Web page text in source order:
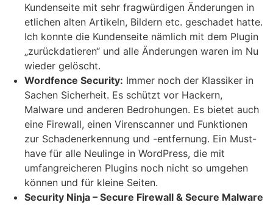
Kundenseite mit sehr fragwürdigen Änderungen in
etlichen alten Artikeln, Bildern etc. geschadet hatte.
Ich konnte die Kundenseite nämlich mit dem Plugin
„zurückdatieren“ und alle Änderungen waren im Nu
wieder gelöscht.
Wordfence Security: Immer noch der Klassiker in
Sachen Sicherheit. Es schützt vor Hackern,
Malware und anderen Bedrohungen. Es bietet auch
eine Firewall, einen Virenscanner und Funktionen
zur Schadenerkennung und -entfernung. Ein Must-
have für alle Neulinge in WordPress, die mit
umfangreicheren Plugins noch nicht so umgehen
können und für kleine Seiten.
Security Ninja – Secure Firewall & Secure Malware